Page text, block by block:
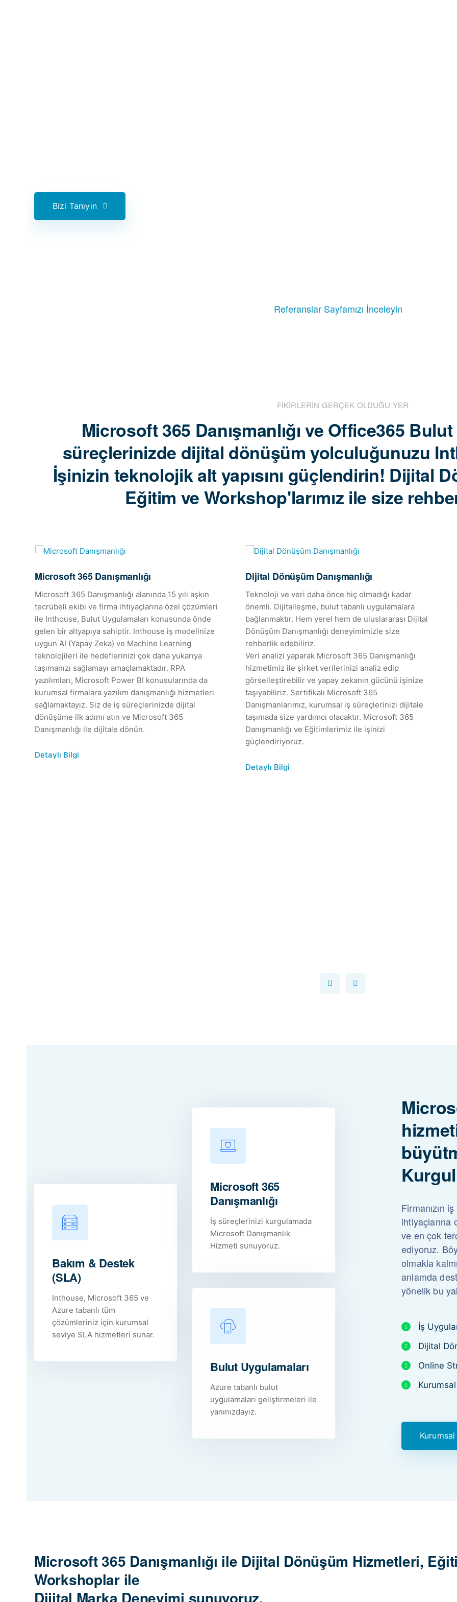
Bizi Tanıyın
Referanslar Sayfamızı İnceleyin
FİKİRLERİN GERÇEK OLDUĞU YER
Microsoft 365 Danışmanlığı ve Office365
süreçlerinizde dijital dönüşüm yolculuğunuzu
İşinizin teknolojik alt yapısını güçlendirin! Dijital
Eğitim ve Workshop'larımız ile size
Microsoft 365 Danışmanlığı
Microsoft 365 Danışmanlığı alanında 15 yılı aşkın
tecrübeli ekibi ve firma ihtiyaçlarına özel çözümleri
ile Inthouse, Bulut Uygulamaları konusunda önde
gelen bir altyapıya sahiptir. Inthouse iş modelinize
uygun AI (Yapay Zeka) ve Machine Learning
teknolojileri ile hedeflerinizi çok daha yukarıya
taşımanızı sağlamayı amaçlamaktadır. RPA
yazılımları, Microsoft Power BI konusularında da
kurumsal firmalara yazılım danışmanlığı hizmetleri
sağlamaktayız. Siz de iş süreçlerinizde dijital
dönüşüme ilk adımı atın ve Microsoft 365
Danışmanlığı ile dijitale dönün.
Detaylı Bilgi
Dijital Dönüşüm Danışmanlığı
Teknoloji ve veri daha önce hiç olmadığı kadar
önemli. Dijitalleşme, bulut tabanlı uygulamalara
bağlanmaktır. Hem yerel hem de uluslararası Dijital
Dönüşüm Danışmanlığı deneyimimizle size
rehberlik edebiliriz.
Veri analizi yaparak Microsoft 365 Danışmanlığı
hizmetimiz ile şirket verilerinizi analiz edip
görselleştirebilir ve yapay zekanın gücünü işinize
taşıyabiliriz. Sertifikalı Microsoft 365
Danışmanlarımız, kurumsal iş süreçlerinizi dijitale
taşımada size yardımcı olacaktır. Microsoft 365
Danışmanlığı ve Eğitimlerimiz ile işinizi
güçlendiriyoruz.
Detaylı Bilgi
Bakım & Destek
(SLA)
Inthouse, Microsoft 365 ve
Azure tabanlı tüm
çözümleriniz için kurumsal
seviye SLA hizmetleri sunar.
Microsoft 365
Danışmanlığı
İş süreçlerinizi kurgulamada
Microsoft Danışmanlık
Hizmeti sunuyoruz.
Bulut Uygulamaları
Azure tabanlı bulut
uygulamaları geliştirmeleri ile
yanınızdayız.
Firmanızın
ihtiyaçlarına
ve en çok
ediyoruz.
olmakla
anlamda
yönelik bu
İş
Dijital
Online
Microsoft 365 Danışmanlığı ile Dijital Dönüşüm Hizmetleri,
Workshoplar ile